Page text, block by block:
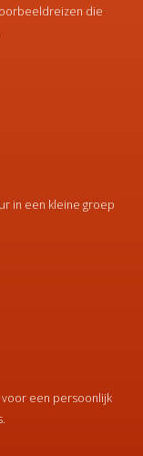
die
in een kleine groep
voor een persoonlijk